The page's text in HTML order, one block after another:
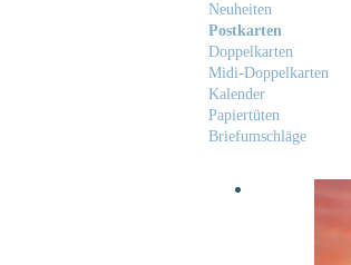
Neuheiten
Postkarten
Doppelkarten
Midi-Doppelkarten
Kalender
Papiertüten
Briefumschläge